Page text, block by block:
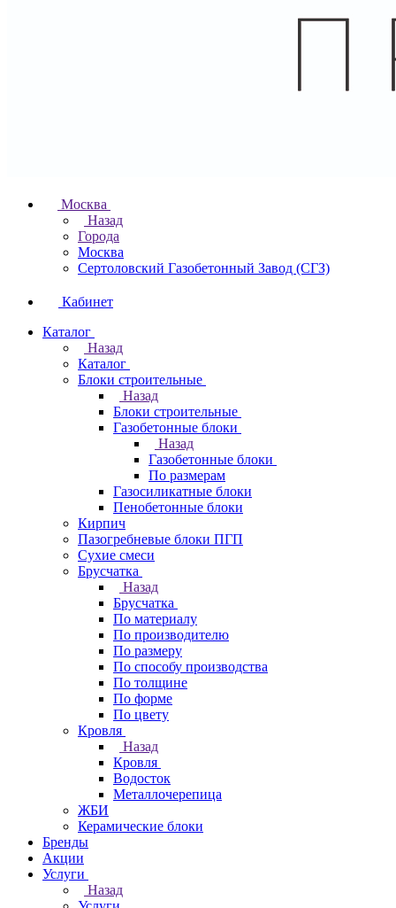
Москва
Назад
Города
Москва
Сертоловский Газобетонный Завод (СГЗ)
Кабинет
Каталог
Назад
Каталог
Блоки строительные
Назад
Блоки строительные
Газобетонные блоки
Назад
Газобетонные блоки
По размерам
Газосиликатные блоки
Пенобетонные блоки
Кирпич
Пазогребневые блоки ПГП
Сухие смеси
Брусчатка
Назад
Брусчатка
По материалу
По производителю
По размеру
По способу производства
По толщине
По форме
По цвету
Кровля
Назад
Кровля
Водосток
Металлочерепица
ЖБИ
Керамические блоки
Бренды
Акции
Услуги
Назад